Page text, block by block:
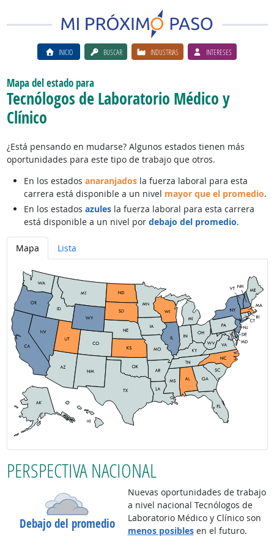
INICIO BUSCAR INDUSTRIAS INTERESES
Mapa del estado para
Tecnólogos de Laboratorio Médico y
Clínico
¿Está pensando en mudarse? Algunos estados tienen más
oportunidades para este tipo de trabajo que otros.
En los estados anaranjadosla fuerza laboral para esta
carrera está disponible a un nivel mayor que el promedio.
En los estados azulesla fuerza laboral para esta carrera
está disponible a un nivel por debajo del promedio.
Mapa Lista
PERSPECTIVA NACIONAL
Debajo del promedio
Nuevas oportunidades de trabajo
a nivel nacional Tecnólogos de
Laboratorio Médico y Clínico son
menos posiblesen el futuro.